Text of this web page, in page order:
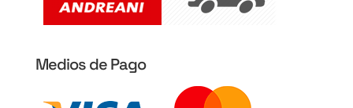
Medios de Pago